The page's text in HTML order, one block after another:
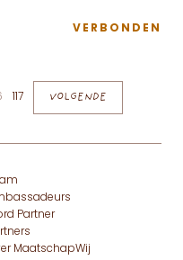
VERBONDEN
117 VOLGENDE
Partner
MaatschapWij